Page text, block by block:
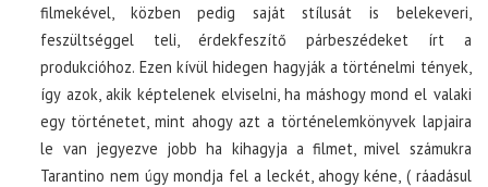
filmekével, közben pedig saját stílusát is belekeveri,
feszültséggel teli, érdekfeszítő párbeszédeket írt a
produkcióhoz. Ezen kívül hidegen hagyják a történelmi tények,
így azok, akik képtelenek elviselni, ha máshogy mond el valaki
egy történetet, mint ahogy azt a történelemkönyvek lapjaira
le van jegyezve jobb ha kihagyja a filmet, mivel számukra
Tarantino nem úgy mondja fel a leckét, ahogy kéne, ( ráadásul